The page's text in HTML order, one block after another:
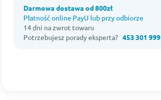
Darmowa dostawa od 800zł
Płatność online PayU lub przy odbiorze
14 dni na zwrot towaru
Potrzebujesz porady eksperta?453 301 999